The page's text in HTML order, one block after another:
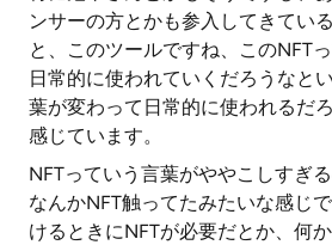
ンサーの方とかも参入してきてい
と、このツールですね、このNFT
日常的に使われていくだろうなと
葉が変わって日常的に使われるだ
感じています。
NFTっていう言葉がややこしすぎ
なんかNFT触ってたみたいな感じ
けるときにNFTが必要だとか、何